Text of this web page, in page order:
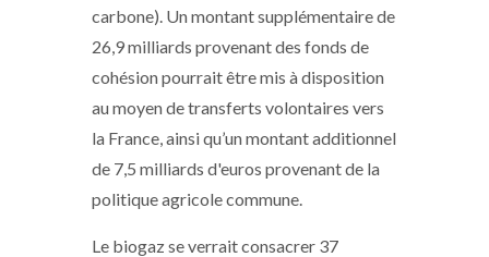
carbone). Un montant supplémentaire de
26,9 milliards provenant des fonds de
cohésion pourrait être mis à disposition
au moyen de transferts volontaires vers
la France, ainsi qu’un montant additionnel
de 7,5 milliards d'euros provenant de la
politique agricole commune.
Le biogaz se verrait consacrer 37